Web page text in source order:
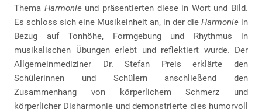
Thema Harmonieund präsentierten diese in Wort und Bild.
Es schloss sich eine Musikeinheit an, in der die Harmonie in
Bezug auf Tonhöhe, Formgebung und Rhythmus in
musikalischen Übungen erlebt und reflektiert wurde. Der
Allgemeinmediziner Dr. Stefan Preis erklärte den
Schülerinnen und Schülern anschließend den
Zusammenhang von körperlichem Schmerz und
körperlicher Disharmonie und demonstrierte dies humorvoll